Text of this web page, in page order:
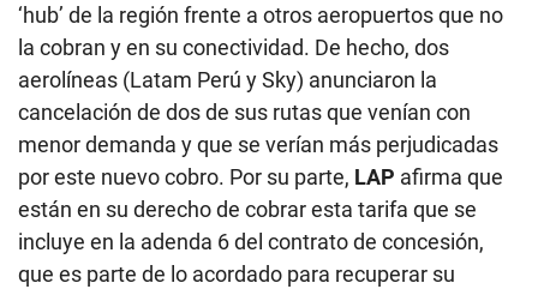
‘hub’ de la región frente a otros aeropuertos que no
la cobran y en su conectividad. De hecho, dos
aerolíneas (Latam Perú y Sky) anunciaron la
cancelación de dos de sus rutas que venían con
menor demanda y que se verían más perjudicadas
por este nuevo cobro. Por su parte, LAP afirma que
están en su derecho de cobrar esta tarifa que se
incluye en la adenda 6 del contrato de concesión,
que es parte de lo acordado para recuperar su